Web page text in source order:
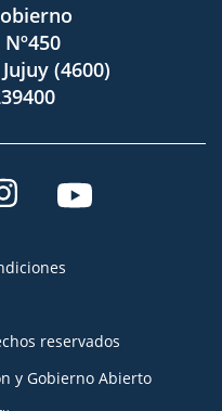
(4600)
reservados
y Gobierno Abierto